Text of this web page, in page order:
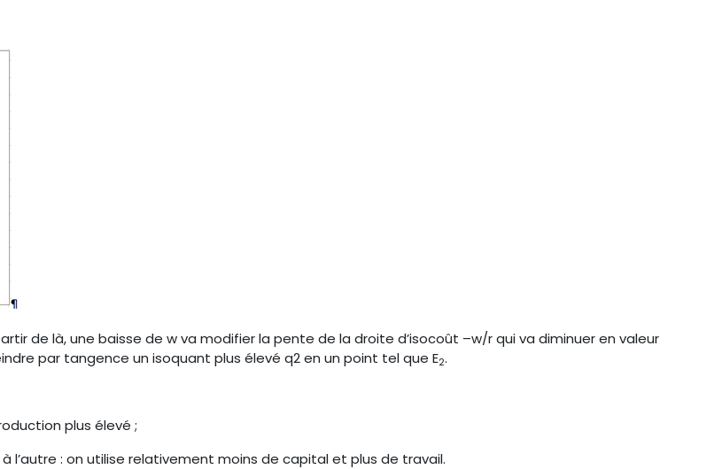
de là, une baisse de w va modifier la pente de la droite d’isocoût –w/r qui va diminuer en valeur
par tangence un isoquant plus élevé q2 en un point tel que E2.
plus élevé ;
: on utilise relativement moins de capital et plus de travail.